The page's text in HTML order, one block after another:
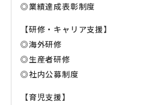
◎業績達成表彰制度
【研修・キャリア支援】
◎海外研修
◎生産者研修
◎社内公募制度
【育児支援】